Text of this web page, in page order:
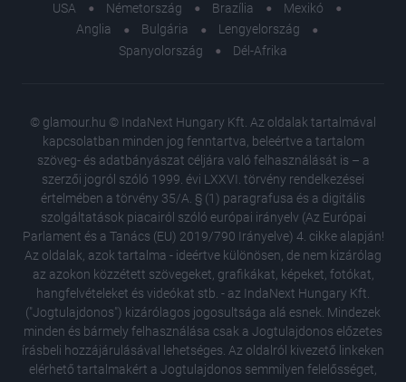
USA Németország Brazília
Mexikó
Anglia
Bulgária
Lengyelország
Spanyolország
Dél-Afrika
© glamour.hu © IndaNext Hungary Kft. Az oldalak tartalmával
kapcsolatban minden jog fenntartva, beleértve a tartalom
szöveg- és adatbányászat céljára való felhasználását is – a
szerzői jogról szóló 1999. évi LXXVI. törvény rendelkezései
értelmében a törvény 35/A. § (1) paragrafusa és a digitális
szolgáltatások piacairól szóló európai irányelv (Az Európai
Parlament és a Tanács (EU) 2019/790 Irányelve) 4. cikke alapján!
Az oldalak, azok tartalma - ideértve különösen, de nem kizárólag
az azokon közzétett szövegeket, grafikákat, képeket, fotókat,
hangfelvételeket és videókat stb. - az IndaNext Hungary Kft.
("Jogtulajdonos") kizárólagos jogosultsága alá esnek. Mindezek
minden és bármely felhasználása csak a Jogtulajdonos előzetes
írásbeli hozzájárulásával lehetséges. Az oldalról kivezető linkeken
elérhető tartalmakért a Jogtulajdonos semmilyen felelősséget,